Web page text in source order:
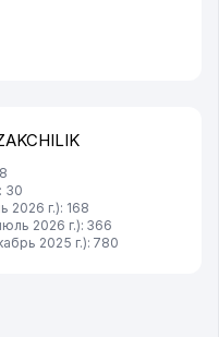
30
2026 г.): 168
2026 г.): 366
2025 г.): 780